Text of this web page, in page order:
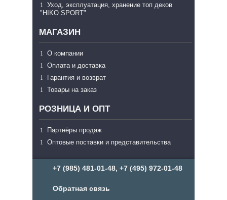
Уход, эксплуатация, хранение топ деков
"HIKO SPORT"
МАГАЗИН
О компании
Оплата и доставка
Гарантия и возврат
Товары на заказ
РОЗНИЦА И ОПТ
Партнёры продаж
Оптовые поставки и представительства
+7 (985) 481-01-48, +7 (495) 972-01-48
Обратная связь